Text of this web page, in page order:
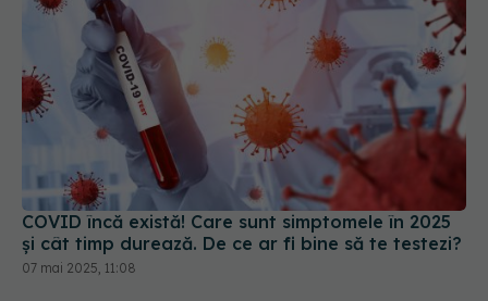
COVID încă există! Care sunt simptomele în 2025
și cât timp durează. De ce ar fi bine să te testezi?
07 mai 2025, 11:08